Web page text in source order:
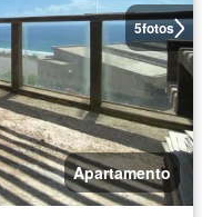
5fotos
Apartamento